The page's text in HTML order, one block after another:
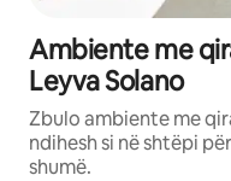
Ambiente me
Leyva Solano
Zbulo ambiente me
ndihesh si në shtëpi
shumë.